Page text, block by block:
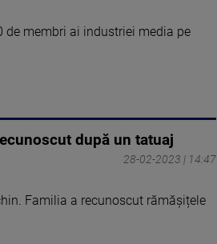
de membri ai industriei media pe
după un tatuaj
28-02-2023 | 14:47
Familia a recunoscut rămășițele